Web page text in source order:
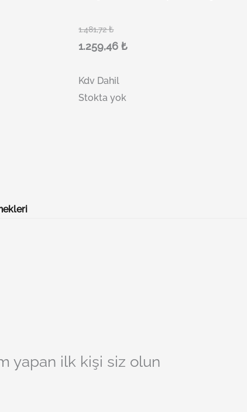
1.481,72₺
1.259,46₺
Kdv Dahil
Stokta yok
yapan ilk kişi siz olun